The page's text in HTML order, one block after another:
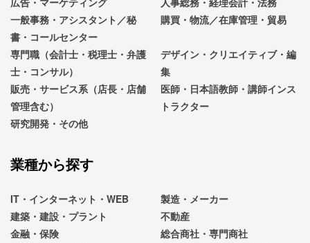
一般事務・アシスタント／秘
書・コールセンター
購買・物流／在庫管理・貿易
専門職（会計士・税理士・弁護
士・コンサル）
デザイン・クリエイティブ・編
集
販売・サービス系（店長・店舗
管理含む）
医師・日本語教師・講師インス
トラクター
研究開発・その他
業種から探す
IT・インターネット・WEB
製造・メーカー
建築・建設・プラント
不動産
金融・保険
総合商社・専門商社